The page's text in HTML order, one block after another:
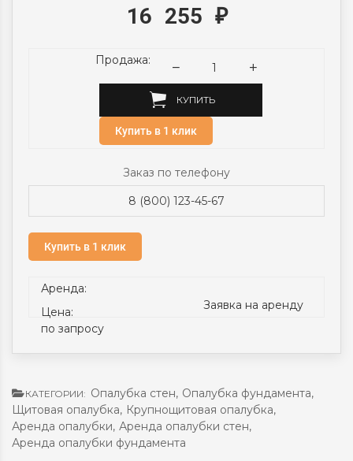
16 255 ₽
Продажа:
КУПИТЬ
Купить в 1 клик
Заказ по телефону
8 (800) 123-45-67
Купить в 1 клик
Аренда:
Цена:
по запросу
Заявка на аренду
КАТЕГОРИИ: Опалубка стен, Опалубка фундамента,
Щитовая опалубка, Крупнощитовая опалубка,
Аренда опалубки, Аренда опалубки стен,
Аренда опалубки фундамента